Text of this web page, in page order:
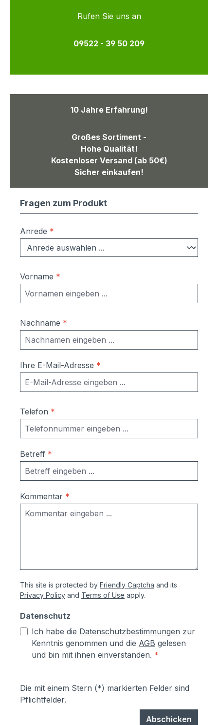
Rufen Sie uns an
09522 - 39 50 209
10 Jahre Erfahrung!
Großes Sortiment -
Hohe Qualität!
Kostenloser Versand (ab 50€)
Sicher einkaufen!
Fragen zum Produkt
Anrede *
Vorname *
Nachname *
Ihre E-Mail-Adresse *
Telefon *
Betreff *
Kommentar *
This site is protected by Friendly Captcha and its
Privacy Policy and Terms of Use apply.
Datenschutz
Ich habe die Datenschutzbestimmungen zur
Kenntnis genommen und die AGB gelesen
und bin mit ihnen einverstanden. *
Die mit einem Stern (*) markierten Felder sind
Pflichtfelder.
Abschicken